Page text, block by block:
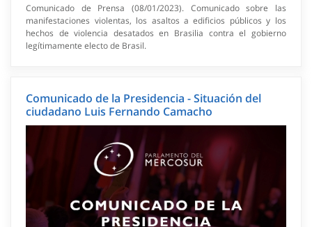
Comunicado de Prensa (08/01/2023). Comunicado sobre las
manifestaciones violentas, los asaltos a edificios públicos y los
hechos de violencia desatados en Brasilia contra el gobierno
legítimamente electo de Brasil.
Comunicado de la Presidencia - Situación del
ciudadano Luis Fernando Camacho